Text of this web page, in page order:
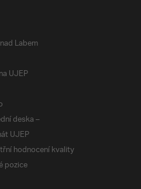
Labem
UJEP
deska –
UJEP
hodnocení kvality
pozice